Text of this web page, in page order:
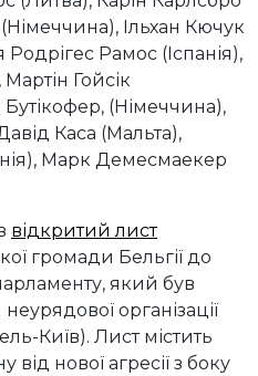
Ільхан Кючук
Рамос (Іспанія),
Гойсік
(Німеччина),
Каса (Мальта),
Марк Демесмаекер
відкритий лист
громади Бельгії до
який був
організації
Київ). Лист містить
від нової агресії з боку